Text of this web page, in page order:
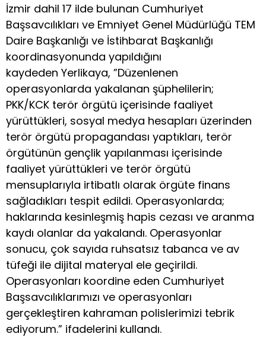
İzmir dahil 17 ilde bulunan Cumhuriyet
Başsavcılıkları ve Emniyet Genel Müdürlüğü TEM
Daire Başkanlığı ve İstihbarat Başkanlığı
koordinasyonunda yapıldığını
kaydeden Yerlikaya, ”Düzenlenen
operasyonlarda yakalanan şüphelilerin;
PKK/KCK terör örgütü içerisinde faaliyet
yürüttükleri, sosyal medya hesapları üzerinden
terör örgütü propagandası yaptıkları, terör
örgütünün gençlik yapılanması içerisinde
faaliyet yürüttükleri ve terör örgütü
mensuplarıyla irtibatlı olarak örgüte finans
sağladıkları tespit edildi. Operasyonlarda;
haklarında kesinleşmiş hapis cezası ve aranma
kaydı olanlar da yakalandı. Operasyonlar
sonucu, çok sayıda ruhsatsız tabanca ve av
tüfeği ile dijital materyal ele geçirildi.
Operasyonları koordine eden Cumhuriyet
Başsavcılıklarımızı ve operasyonları
gerçekleştiren kahraman polislerimizi tebrik
ediyorum.” ifadelerini kullandı.